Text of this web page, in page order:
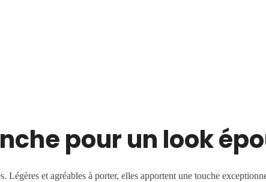
pour un look
et agréables à porter, elles apportent une touche